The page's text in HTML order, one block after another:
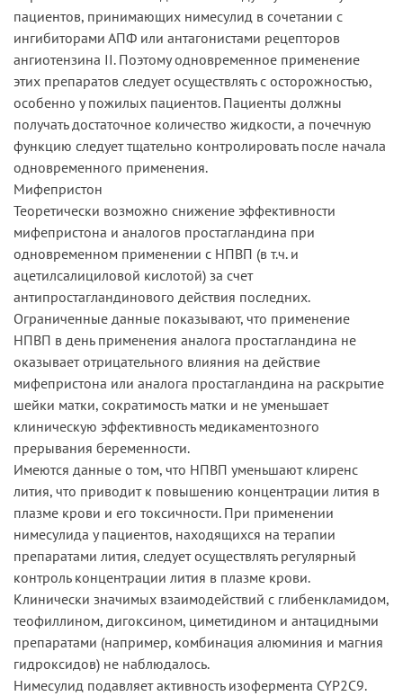
пациентов, принимающих нимесулид в сочетании с
ингибиторами АПФ или антагонистами рецепторов
ангиотензина II. Поэтому одновременное применение
этих препаратов следует осуществлять с осторожностью,
особенно у пожилых пациентов. Пациенты должны
получать достаточное количество жидкости, а почечную
функцию следует тщательно контролировать после начала
одновременного применения.
Мифепристон
Теоретически возможно снижение эффективности
мифепристона и аналогов простагландина при
одновременном применении с НПВП (в т.ч. и
ацетилсалициловой кислотой) за счет
антипростагландинового действия последних.
Ограниченные данные показывают, что применение
НПВП в день применения аналога простагландина не
оказывает отрицательного влияния на действие
мифепристона или аналога простагландина на раскрытие
шейки матки, сократимость матки и не уменьшает
клиническую эффективность медикаментозного
прерывания беременности.
Имеются данные о том, что НПВП уменьшают клиренс
лития, что приводит к повышению концентрации лития в
плазме крови и его токсичности. При применении
нимесулида у пациентов, находящихся на терапии
препаратами лития, следует осуществлять регулярный
контроль концентрации лития в плазме крови.
Клинически значимых взаимодействий с глибенкламидом,
теофиллином, дигоксином, циметидином и антацидными
препаратами (например, комбинация алюминия и магния
гидроксидов) не наблюдалось.
Нимесулид подавляет активность изофермента CYP2C9.